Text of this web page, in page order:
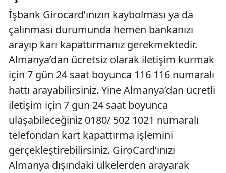
İşbank Girocard’ınızın kaybolması ya da
çalınması durumunda hemen bankanızı
arayıp karı kapattırmanız gerekmektedir.
Almanya’dan ücretsiz olarak iletişim kurmak
için 7 gün 24 saat boyunca 116 116 numaralı
hattı arayabilirsiniz. Yine Almanya’dan ücretli
iletişim için 7 gün 24 saat boyunca
ulaşabileceğiniz 0180/ 502 1021 numaralı
telefondan kart kapattırma işlemini
gerçekleştirebilirsiniz. GiroCard’ınızı
Almanya dışındaki ülkelerden arayarak